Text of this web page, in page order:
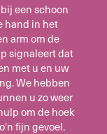
een schoon
hand in het
arm om de
signaleert dat
met u en uw
We hebben
u zo weer
om de hoek
fijn gevoel.